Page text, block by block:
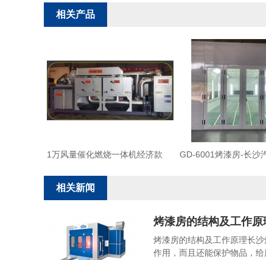
相关产品
1万风量催化燃烧一体机经济款 GD-6001烤漆房-长沙
相关新闻
烤漆房的结构及工作原
烤漆房的结构及工作原理长
作用，而且还能保护物品，